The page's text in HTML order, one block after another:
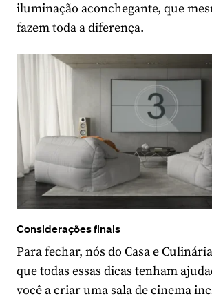
iluminação aconchegante, que
fazem toda a diferença.
Considerações finais
Para fechar, nós do Casa e
que todas essas dicas tenham
você a criar uma sala de cinema